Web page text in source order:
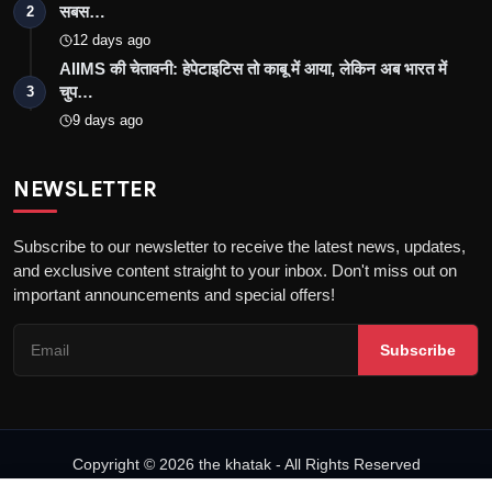
2
सबस…
12 days ago
3
AIIMS की चेतावनी: हेपेटाइटिस तो काबू में आया, लेकिन अब भारत में
चुप…
9 days ago
NEWSLETTER
Subscribe to our newsletter to receive the latest news, updates,
and exclusive content straight to your inbox. Don't miss out on
important announcements and special offers!
Subscribe
Copyright © 2026 the khatak - All Rights Reserved